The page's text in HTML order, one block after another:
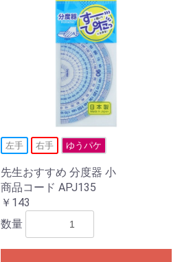
左手 右手 ゆうパケ
先生おすすめ 分度器 小
商品コード APJ135
￥143
数量